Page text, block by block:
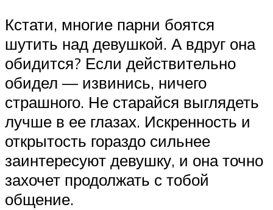
Кстати, многие парни боятся
шутить над девушкой. А вдруг она
обидится? Если действительно
обидел — извинись, ничего
страшного. Не старайся выглядеть
лучше в ее глазах. Искренность и
открытость гораздо сильнее
заинтересуют девушку, и она точно
захочет продолжать с тобой
общение.